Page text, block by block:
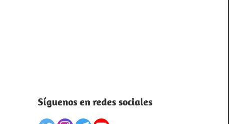
Síguenos en redes sociales